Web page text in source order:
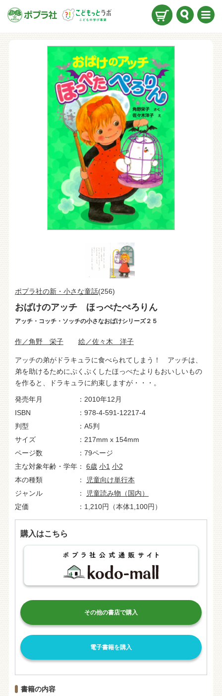
ュー
ポプラ社の新・小さな童話(256)
おばけのアッチ ほっぺたぺろりん
アッチ・コッチ・ソッチの小さなおばけシリーズ２５
作／角野 栄子 絵／佐々木 洋子
アッチの弟がドラキュラに食べられてしまう！ アッチは、
弟を助けるためにぷくぷくしたほっぺたよりもおいしいもの
を作ると、ドラキュラに約束しますが・・・。
発売年月
2010年12月
ISBN
978-4-591-12217-4
判型
A5判
サイズ
217mm x 154mm
ページ数
79ページ
主な対象年齢・学年
6歳 小1 小2
本の種類
児童向け単行本
ジャンル
児童読み物（国内）
定価
1,210円（本体1,100円）
購入はこちら
その他の書店で購入
電子書籍を購入
書籍の内容